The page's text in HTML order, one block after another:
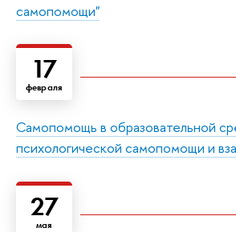
самопомощи"
17
февраля
Самопомощь в образовательной
психологической самопомощи и
27
мая